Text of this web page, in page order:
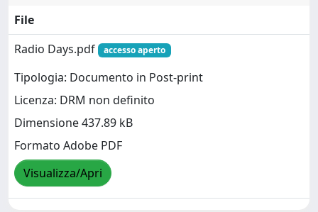
File
Radio Days.pdf
accesso aperto
Tipologia: Documento in Post-print
Licenza: DRM non definito
Dimensione 437.89 kB
Formato Adobe PDF
Visualizza/Apri